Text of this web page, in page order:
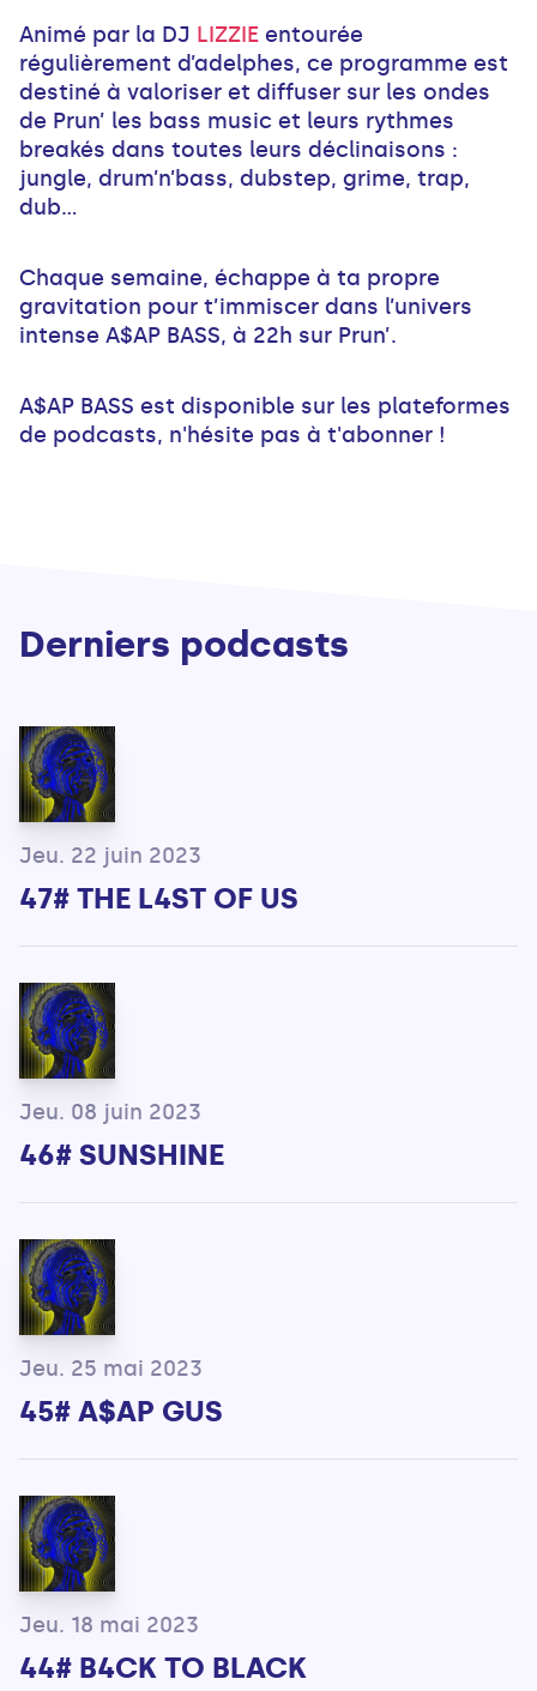
Animé par la DJ LIZZIE entourée
régulièrement d’adelphes, ce programme est
destiné à valoriser et diffuser sur les ondes
de Prun’ les bass music et leurs rythmes
breakés dans toutes leurs déclinaisons :
jungle, drum’n’bass, dubstep, grime, trap,
dub...
Chaque semaine, échappe à ta propre
gravitation pour t’immiscer dans l’univers
intense A$AP BASS, à 22h sur Prun’.
A$AP BASS est disponible sur les plateformes
de podcasts, n'hésite pas à t'abonner !
Derniers podcasts
Jeu. 22 juin 2023
47# THE L4ST OF US
Jeu. 08 juin 2023
46# SUNSHINE
Jeu. 25 mai 2023
45# A$AP GUS
Jeu. 18 mai 2023
44# B4CK TO BLACK